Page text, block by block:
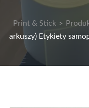
Print & Stick>
arkuszy) Etykiety